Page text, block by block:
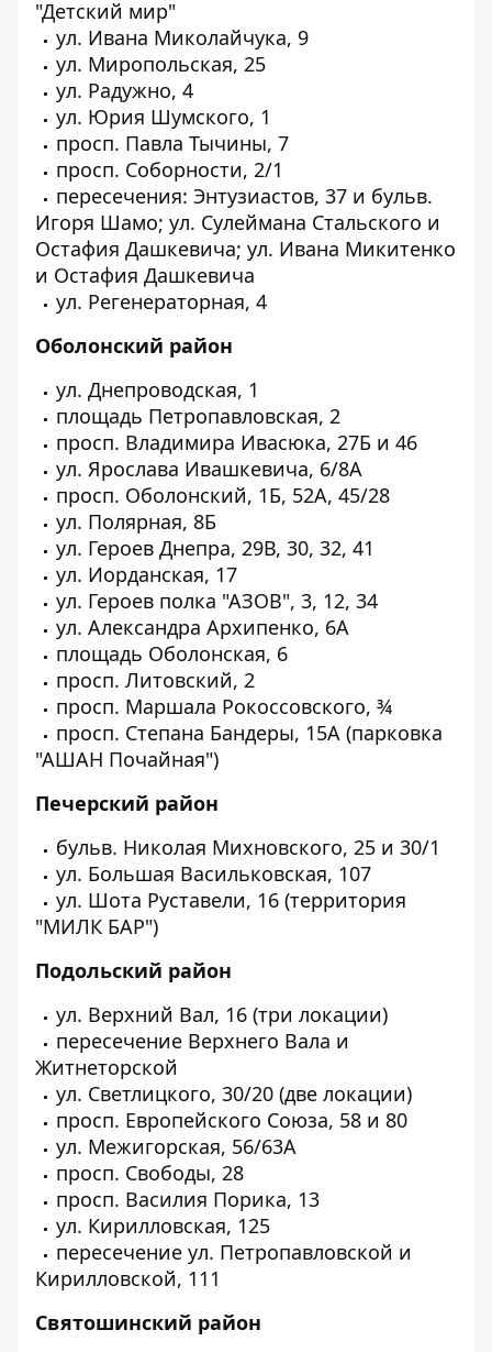
"Детский мир"
ул. Ивана Миколайчука, 9
ул. Миропольская, 25
ул. Радужно, 4
ул. Юрия Шумского, 1
просп. Павла Тычины, 7
просп. Соборности, 2/1
пересечения: Энтузиастов, 37 и бульв.
Игоря Шамо; ул. Сулеймана Стальского и
Остафия Дашкевича; ул. Ивана Микитенко
и Остафия Дашкевича
ул. Регенераторная, 4
Оболонский район
ул. Днепроводская, 1
площадь Петропавловская, 2
просп. Владимира Ивасюка, 27Б и 46
ул. Ярослава Ивашкевича, 6/8А
просп. Оболонский, 1Б, 52А, 45/28
ул. Полярная, 8Б
ул. Героев Днепра, 29В, 30, 32, 41
ул. Иорданская, 17
ул. Героев полка "АЗОВ", 3, 12, 34
ул. Александра Архипенко, 6А
площадь Оболонская, 6
просп. Литовский, 2
просп. Маршала Рокоссовского, ¾
просп. Степана Бандеры, 15А (парковка
"АШАН Почайная")
Печерский район
бульв. Николая Михновского, 25 и 30/1
ул. Большая Васильковская, 107
ул. Шота Руставели, 16 (территория
"МИЛК БАР")
Подольский район
ул. Верхний Вал, 16 (три локации)
пересечение Верхнего Вала и
Житнеторской
ул. Светлицкого, 30/20 (две локации)
просп. Европейского Союза, 58 и 80
ул. Межигорская, 56/63А
просп. Свободы, 28
просп. Василия Порика, 13
ул. Кирилловская, 125
пересечение ул. Петропавловской и
Кирилловской, 111
Святошинский район